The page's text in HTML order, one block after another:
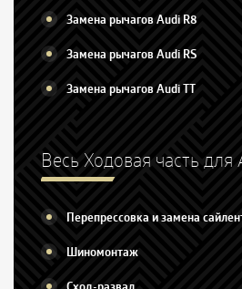
Замена рычагов Audi R8
Замена рычагов Audi RS
Замена рычагов Audi TT
Весь Ходовая часть для
Перепрессовка и замена
Шиномонтаж